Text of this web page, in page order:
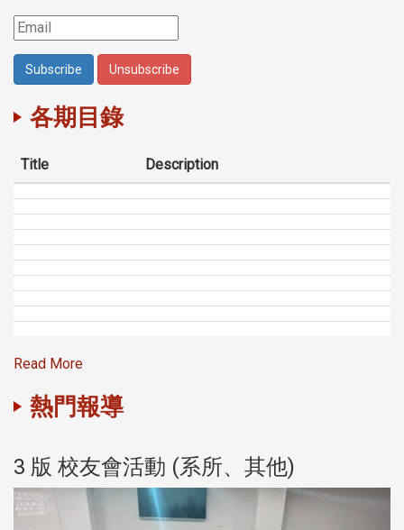
各期目錄
Title Description
Read More
熱門報導
3 版 校友會活動 (系所、其他)